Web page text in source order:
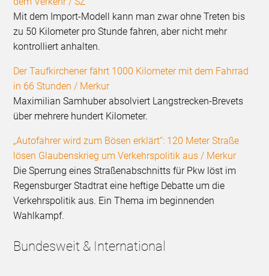
Mit dem Import-Modell kann man zwar ohne Treten bis
zu 50 Kilometer pro Stunde fahren, aber nicht mehr
kontrolliert anhalten.
Der Taufkirchener fährt 1000 Kilometer mit dem Fahrrad
in 66 Stunden / Merkur
Maximilian Samhuber absolviert Langstrecken-Brevets
über mehrere hundert Kilometer.
„Autofahrer wird zum Bösen erklärt“: 120 Meter Straße
lösen Glaubenskrieg um Verkehrspolitik aus / Merkur
Die Sperrung eines Straßenabschnitts für Pkw löst im
Regensburger Stadtrat eine heftige Debatte um die
Verkehrspolitik aus. Ein Thema im beginnenden
Wahlkampf.
Bundesweit & International